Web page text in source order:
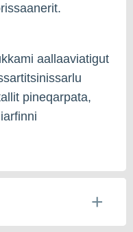
aallaaviatigut
pineqarpata,